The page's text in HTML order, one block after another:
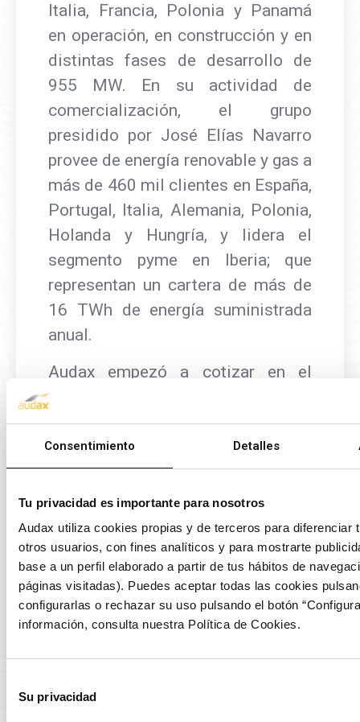
Consentimiento Detalles
Tu privacidad es importante para nosotros
Audax utiliza cookies propias y de terceros para diferenciar
otros usuarios, con fines analíticos y para mostrarte
base a un perfil elaborado a partir de tus hábitos de
páginas visitadas). Puedes aceptar todas las cookies
configurarlas o rechazar su uso pulsando el botón
información, consulta nuestra Política de Cookies.
deSu privacidad
Italia, Francia, Polonia y Panamá
en operación, en construcción y en
distintas fases de desarrollo de
955 MW. En su actividad de
comercialización, el grupo
presidido por José Elías Navarro
provee de energía renovable y gas a
más de 460 mil clientes en España,
Portugal, Italia, Alemania, Polonia,
Holanda y Hungría, y lidera el
segmento pyme en Iberia; que
representan un cartera de más de
16 TWh de energía suministrada
anual.
Audax empezó a cotizar en el
mercado secundario español en
2003, y en 2007 dio el salto al
mercado continuo. Actualmente
forma parte del índice IBEX
SMALL CAP®. Su capitalización
bursátil alcanza los 700 millones
de euros, y cuenta con un equipo
europeo de más de 900
profesionales.